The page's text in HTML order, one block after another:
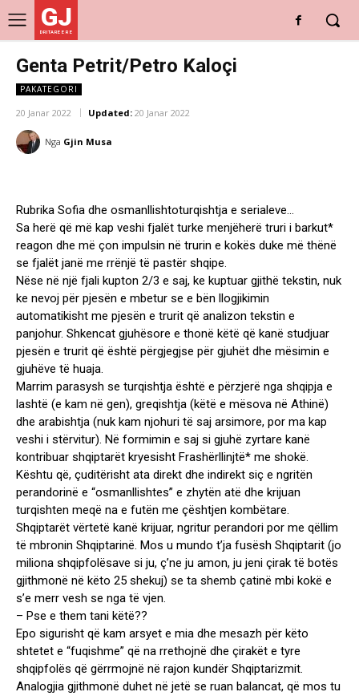
GJ
DRITARE E RE
Genta Petrit/Petro Kaloçi
PAKATEGORI
20 Janar 2022 Updated: 20 Janar 2022
Nga Gjin Musa
Rubrika Sofia dhe osmanllishtoturqishtja e serialeve…
Sa herë që më kap veshi fjalët turke menjëherë truri i barkut*
reagon dhe më çon impulsin në trurin e kokës duke më thënë
se fjalët janë me rrënjë të pastër shqipe.
Nëse në një fjali kupton 2/3 e saj, ke kuptuar gjithë tekstin, nuk
ke nevoj për pjesën e mbetur se e bën llogjikimin
automatikisht me pjesën e trurit që analizon tekstin e
panjohur. Shkencat gjuhësore e thonë këtë që kanë studjuar
pjesën e trurit që është përgjegjse për gjuhët dhe mësimin e
gjuhëve të huaja.
Marrim parasysh se turqishtja është e përzjerë nga shqipja e
lashtë (e kam në gen), greqishtja (këtë e mësova në Athinë)
dhe arabishtja (nuk kam njohuri të saj arsimore, por ma kap
veshi i stërvitur). Në formimin e saj si gjuhë zyrtare kanë
kontribuar shqiptarët kryesisht Frashërllinjtë* me shokë.
Kështu që, çuditërisht ata direkt dhe indirekt siç e ngritën
perandorinë e “osmanllishtes” e zhytën atë dhe krijuan
turqishten meqë na e futën me çështjen kombëtare.
Shqiptarët vërtetë kanë krijuar, ngritur perandori por me qëllim
të mbronin Shqiptarinë. Mos u mundo t’ja fusësh Shqiptarit (jo
miliona shqipfolësave si ju, ç’ne ju amon, ju jeni çirak të botës
gjithmonë në këto 25 shekuj) se ta shemb çatinë mbi kokë e
s’e merr vesh se nga të vjen.
– Pse e them tani këtë??
Epo sigurisht që kam arsyet e mia dhe mesazh për këto
shtetet e “fuqishme” që na rrethojnë dhe çirakët e tyre
shqipfolës që gërrmojnë në rajon kundër Shqiptarizmit.
Analogjia gjithmonë duhet në jetë se ruan balancat, që mos tu